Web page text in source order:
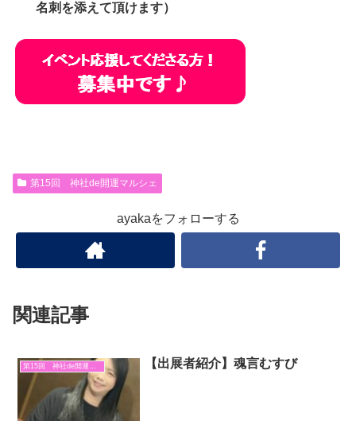
名刺を添えて頂けます）
第15回 神社de開運マルシェ
ayakaをフォローする
関連記事
【出展者紹介】魂言むすび